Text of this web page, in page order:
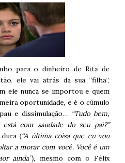
para o dinheiro de Rita de
ele vai atrás da sua “filha”,
ele nunca se importou e quem
oportunidade, e é o cúmulo
e dissimulação… “Tudo bem,
com saudade do seu pai?”
(“A última coisa que eu vou
a morar com você. Você é um
ainda”), mesmo com o Félix